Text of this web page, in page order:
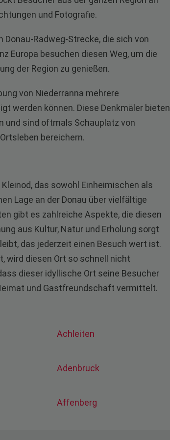
und Fotografie.
Radweg-Strecke, die sich von
Europa besuchen diesen Weg, um die
der Region zu genießen.
von Niederranna mehrere
werden können. Diese Denkmäler bieten
und sind oftmals Schauplatz von
bereichern.
das sowohl Einheimischen als
Lage an der Donau über vielfältige
gibt es zahlreiche Aspekte, die diesen
aus Kultur, Natur und Erholung sorgt
das jederzeit einen Besuch wert ist.
wird diesen Ort so schnell nicht
dieser idyllische Ort seine Besucher
und Gastfreundschaft vermittelt.
Achleiten
Adenbruck
Affenberg